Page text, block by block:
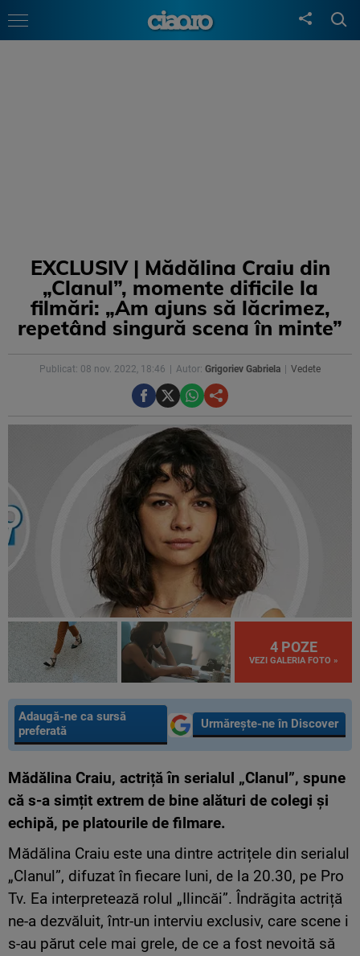
EXCLUSIV | Mădălina Craiu din
„Clanul”, momente dificile la
filmări: „Am ajuns să lăcrimez,
repetând singură scena în minte”
Publicat: 08 nov. 2022, 18:46 Autor: Grigoriev Gabriela Vedete
4 POZE
VEZI GALERIA FOTO »
Adaugă-ne ca sursă
preferată
Urmărește-ne în Discover
Mădălina Craiu, actriță în serialul „Clanul”, spune
că s-a simțit extrem de bine alături de colegi și
echipă, pe platourile de filmare.
Mădălina Craiu este una dintre actrițele din serialul
„Clanul”, difuzatîn fiecare luni, de la 20.30, pe Pro
Tv. Ea interpretează rolul „Ilincăi”. Îndrăgita actriță
ne-a dezvăluit,într-un interviu exclusiv, care scene i
s-au părut cele mai grele, de ce a fost nevoită să